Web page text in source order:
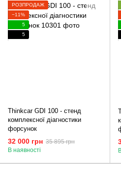
РОЗПРОДАЖ
−11%
5
5
Thinkcar GDI 100 - стенд
комплексної діагностики
форсунок
32 000 грн 35 895 грн
В наявності